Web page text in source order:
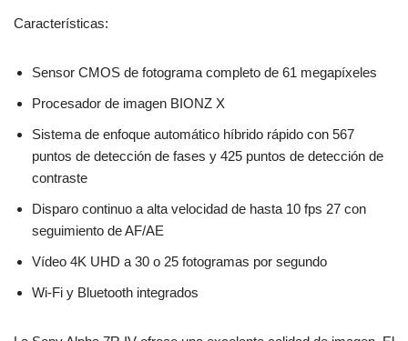
Características:
Sensor CMOS de fotograma completo de 61 megapíxeles
Procesador de imagen BIONZ X
Sistema de enfoque automático híbrido rápido con 567
puntos de detección de fases y 425 puntos de detección de
contraste
Disparo continuo a alta velocidad de hasta 10 fps 27 con
seguimiento de AF/AE
Vídeo 4K UHD a 30 o 25 fotogramas por segundo
Wi-Fi y Bluetooth integrados